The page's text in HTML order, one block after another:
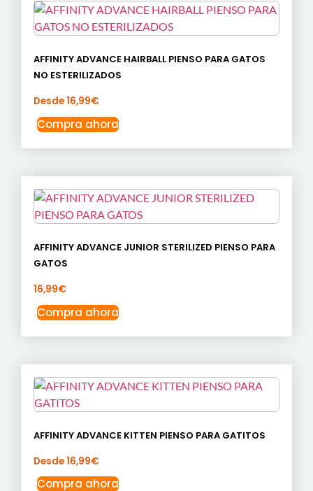
AFFINITY ADVANCE HAIRBALL PIENSO PARA GATOS
NO ESTERILIZADOS
Desde16,99€
Compra ahora
AFFINITY ADVANCE JUNIOR STERILIZED PIENSO PARA
GATOS
16,99€
Compra ahora
AFFINITY ADVANCE KITTEN PIENSO PARA GATITOS
Desde16,99€
Compra ahora